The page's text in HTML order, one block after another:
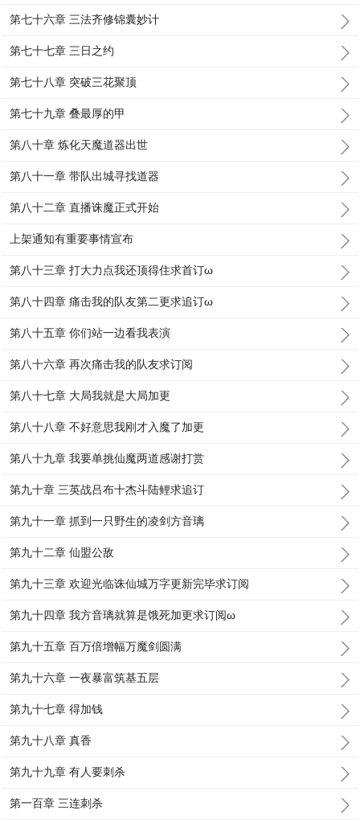
第七十六章 三法齐修锦囊妙计
第七十七章 三日之约
第七十八章 突破三花聚顶
第七十九章 叠最厚的甲
第八十章 炼化天魔道器出世
第八十一章 带队出城寻找道器
第八十二章 直播诛魔正式开始
上架通知有重要事情宣布
第八十三章 打大力点我还顶得住求首订ω
第八十四章 痛击我的队友第二更求追订ω
第八十五章 你们站一边看我表演
第八十六章 再次痛击我的队友求订阅
第八十七章 大局我就是大局加更
第八十八章 不好意思我刚才入魔了加更
第八十九章 我要单挑仙魔两道感谢打赏
第九十章 三英战吕布十杰斗陆鲤求追订
第九十一章 抓到一只野生的凌剑方音璃
第九十二章 仙盟公敌
第九十三章 欢迎光临诛仙城万字更新完毕求订阅
第九十四章 我方音璃就算是饿死加更求订阅ω
第九十五章 百万倍增幅万魔剑圆满
第九十六章 一夜暴富筑基五层
第九十七章 得加钱
第九十八章 真香
第九十九章 有人要刺杀
第一百章 三连刺杀